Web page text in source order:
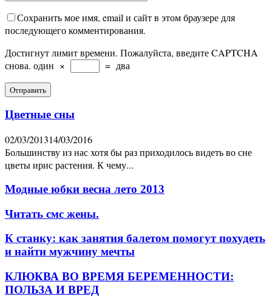
Сохранить мое имя, email и сайт в этом браузере для
последующего комментирования.
Достигнут лимит времени. Пожалуйста, введите CAPTCHA
снова. один × = два
Цветные сны
02/03/201314/03/2016
Большинству из нас хотя бы раз приходилось видеть во сне
цветы ирис растения. К чему...
Модные юбки весна лето 2013
Читать смс жены.
К станку: как занятия балетом помогут похудеть
и найти мужчину мечты
КЛЮКВА ВО ВРЕМЯ БЕРЕМЕННОСТИ:
ПОЛЬЗА И ВРЕД